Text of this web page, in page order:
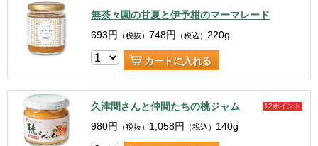
無茶々園の甘夏と伊予柑のマーマレード
693円 （税抜） 748円 （税込） 220g
カートに入れる
久津間さんと仲間たちの桃ジャム 12ポイント
980円 （税抜） 1,058円 （税込） 140g